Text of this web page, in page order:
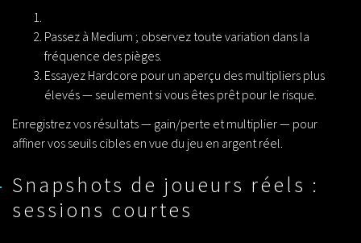
Passez à Medium ; observez toute variation dans la
fréquence des pièges.
Essayez Hardcore pour un aperçu des multipliers plus
élevés — seulement si vous êtes prêt pour le risque.
Enregistrez vos résultats — gain/perte et multiplier — pour
affiner vos seuils cibles en vue du jeu en argent réel.
Snapshots de joueurs réels :
sessions courtes